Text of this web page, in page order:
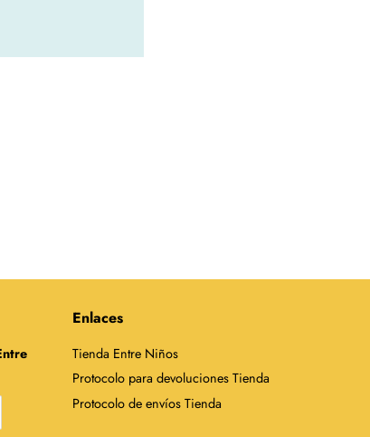
Enlaces
Tienda Entre Niños
Protocolo para devoluciones Tienda
Protocolo de envíos Tienda